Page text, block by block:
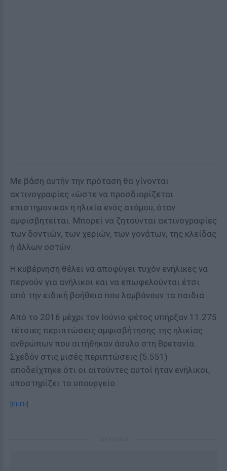
Με βάση αυτήν την πρόταση θα γίνονται
ακτινογραφίες «ώστε να προσδιορίζεται
επιστημονικά» η ηλικία ενός ατόμου, όταν
αμφισβητείται. Μπορεί να ζητούνται ακτινογραφίες
των δοντιών, των χεριών, των γονάτων, της κλείδας
ή άλλων οστών.
Η κυβέρνηση θέλει να αποφύγει τυχόν ενήλικες να
περνούν για ανήλικοι και να επωφελούνται έτσι
από την ειδική βοήθεια που λαμβάνουν τα παιδιά.
Από το 2016 μέχρι τον Ιούνιο φέτος υπήρξαν 11.275
τέτοιες περιπτώσεις αμφισβήτησης της ηλικίας
ανθρώπων που αιτήθηκαν άσυλο στη Βρετανία.
Σχεδόν στις μισές περιπτώσεις (5.551)
αποδείχτηκε ότι οι αιτούντες αυτοί ήταν ενήλικοι,
υποστηρίζει το υπουργείο.
[ΠΗΓΗ]